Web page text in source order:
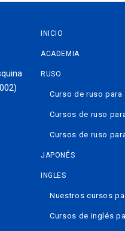
INICIO
ACADEMIA
RUSO
Curso de ruso
Cursos de ruso
Cursos de ruso
JAPONÉS
INGLES
Nuestros cursos
Cursos de inglés